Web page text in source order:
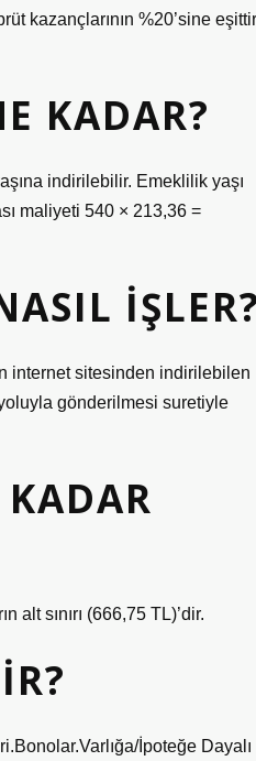
kazançlarının %20’sine
KADAR?
indirilebilir. Emeklilik yaşı
maliyeti 540 × 213,36 =
internet sitesinden indirilebilen
gönderilmesi suretiyle
sınırı (666,75 TL)’dir.
İpoteğe Dayalı